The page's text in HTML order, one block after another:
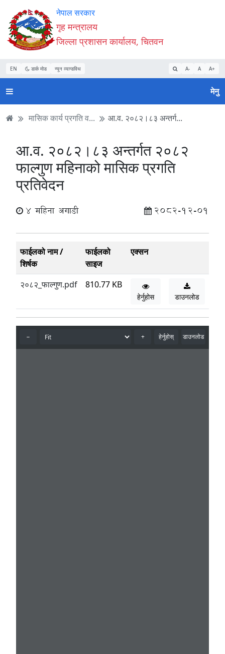
Accessibility
Mode
सुरु
गर्नुहोस्
सामाग्री
पढ्नुहाेस्
नेभिगेसन
पढ्नुहाेस्
वेबसाइट
खोजमा
जानुहोस्
नेपाल सरकार
गृह मन्त्रालय
जिल्ला प्रशासन कार्यालय, चितवन
EN डार्क मोड न्यून व्यान्डविथ A- A A+
मेनु
मासिक कार्य प्रगति व... आ.व. २०८२।८३ अन्तर्ग...
आ.व. २०८२।८३ अन्तर्गत २०८२
फाल्गुण महिनाको मासिक प्रगति
प्रतिवेदन
4 महिना अगाडी 2082-12-01
फाईलको नाम /
शिर्षक
फाईलको
साइज
एक्सन
२०८२_फाल्गुण.pdf 810.77 KB
हेर्नुहोस डाउनलोड